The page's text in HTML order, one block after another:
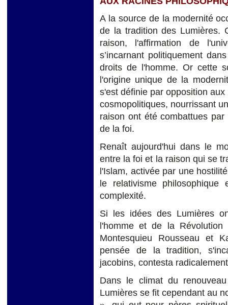
A la source de la modernité
de la tradition des Lumières.
raison, l'affirmation de
s’incarnant politiquement
droits de l'homme. Or cette
l'origine unique de la
s'est définie par opposition
cosmopolitiques, nourrissant
raison ont été combattues
de la foi.
Renaît aujourd'hui dans le
entre la foi et la raison qui se
l'Islam, activée par une
le relativisme
complexité.
Si les idées des Lumières
l'homme et de la
Montesquieu Rousseau et
pensée de la tradition,
jacobins, contesta
Dans le climat du
Lumières se fit cependant au